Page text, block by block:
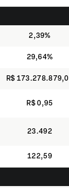
2,39%
29,64%
R$
R$ 0,95
23.492
122,59